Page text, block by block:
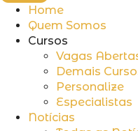
Home
Quem Somos
Cursos
Vagas
Demais
Personalize
Especialistas
Notícias